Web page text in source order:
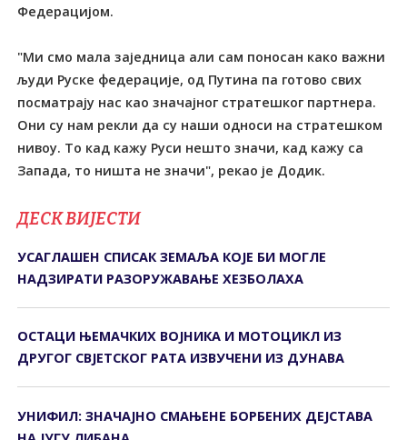
Федерацијом.
"Ми смо мала заједница али сам поносан како важни
људи Руске федерације, од Путина па готово свих
посматрају нас као значајног стратешког партнера.
Они су нам рекли да су наши односи на стратешком
нивоу. То кад кажу Руси нешто значи, кад кажу са
Запада, то ништа не значи", рекао је Додик.
ДЕСК ВИЈЕСТИ
УСАГЛАШЕН СПИСАК ЗЕМАЉА КОЈЕ БИ МОГЛЕ
НАДЗИРАТИ РАЗОРУЖАВАЊЕ ХЕЗБОЛАХА
ОСТАЦИ ЊЕМАЧКИХ ВОЈНИКА И МОТОЦИКЛ ИЗ
ДРУГОГ СВЈЕТСКОГ РАТА ИЗВУЧЕНИ ИЗ ДУНАВА
УНИФИЛ: ЗНАЧАЈНО СМАЊЕНЕ БОРБЕНИХ ДЕЈСТАВА